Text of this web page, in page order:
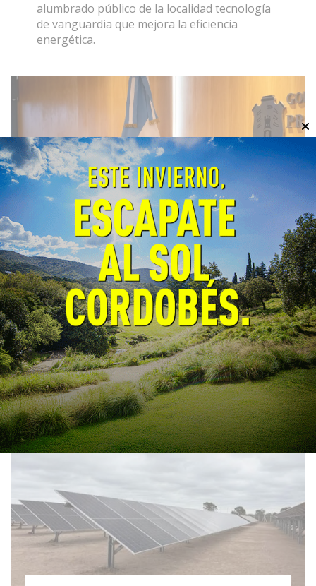
alumbrado público de la localidad tecnología
de vanguardia que mejora la eficiencia
energética.
Córdoba fortalece la prevención
y respuesta ante el fenómeno El
Niño
EcoObjetivo
General
06/08/2026
La Provincia y la Nación coordinaron
estrategias de prevención, planificación y
respuesta. El próximo lunes se firmará un
convenio para fortalecer la prevención y el
monitoreo de incendios forestales.